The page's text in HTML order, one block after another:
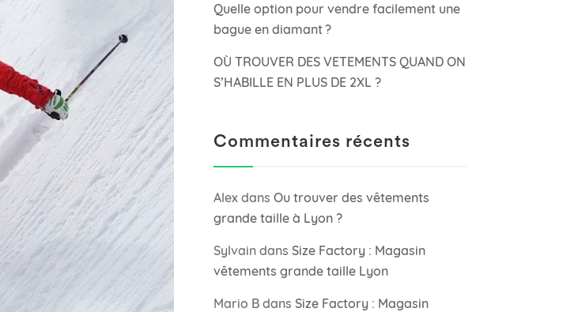
Quelle option pour vendre facilement une
bague en diamant ?
OÙ TROUVER DES VETEMENTS QUAND ON
S’HABILLE EN PLUS DE 2XL ?
Commentaires récents
Alex dans Ou trouver des vêtements
grande taille à Lyon ?
Sylvain dans Size Factory : Magasin
vêtements grande taille Lyon
Mario B dans Size Factory : Magasin